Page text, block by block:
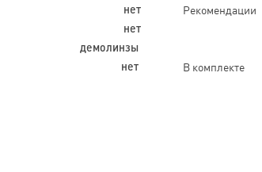
нет
нет
демолинзы
нет
Рекомендации
В комплекте